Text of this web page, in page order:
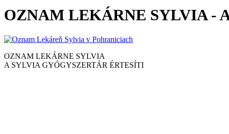
OZNAM LEKÁRNE SYLVIA -
OZNAM LEKÁRNE SYLVIA
A SYLVIA GYÓGYSZERTÁR ÉRTESÍTI